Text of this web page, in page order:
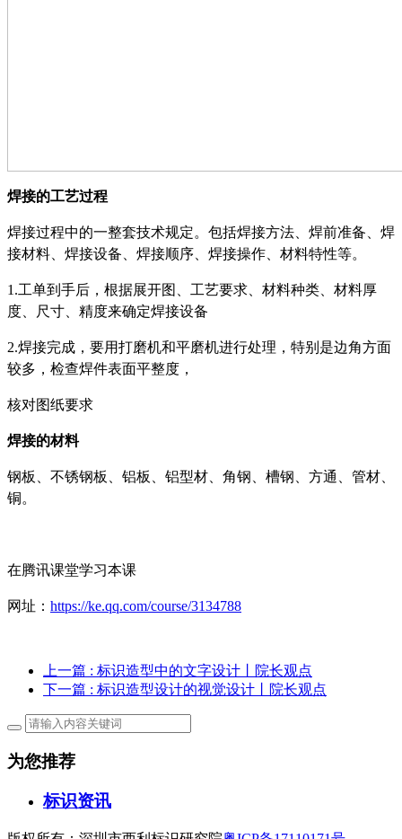
焊接的工艺过程
焊接过程中的一整套技术规定。包括焊接方法、焊前准备、焊
接材料、焊接设备、焊接顺序、焊接操作、材料特性等。
1.工单到手后，根据展开图、工艺要求、材料种类、材料厚
度、尺寸、精度来确定焊接设备
2.焊接完成，要用打磨机和平磨机进行处理，特别是边角方面
较多，检查焊件表面平整度，
核对图纸要求
焊接的材料
钢板 不锈钢板 铝板、铝型材 角钢、槽钢、方通 管材
铜 。
在腾讯课堂学习本课
网址： https://ke.qq.com/course/3134788
上一篇 : 标识造型中的文字设计丨院长观点
下一篇 : 标识造型设计的视觉设计丨院长观点
为您推荐
标识资讯